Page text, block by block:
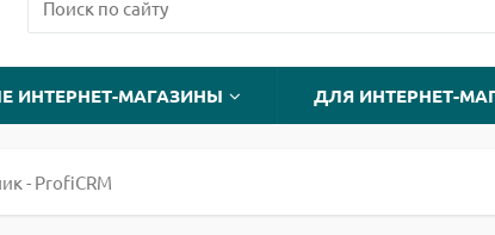
ИНТЕРНЕТ-МАГАЗИНЫ ДЛЯ ИНТЕРНЕТ-
- ProfiCRM